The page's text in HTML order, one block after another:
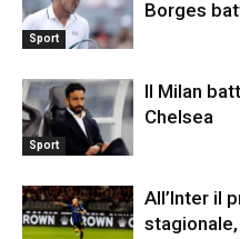
Sport
Borges
Sport
Il Milan
Chelsea
All’Inter il